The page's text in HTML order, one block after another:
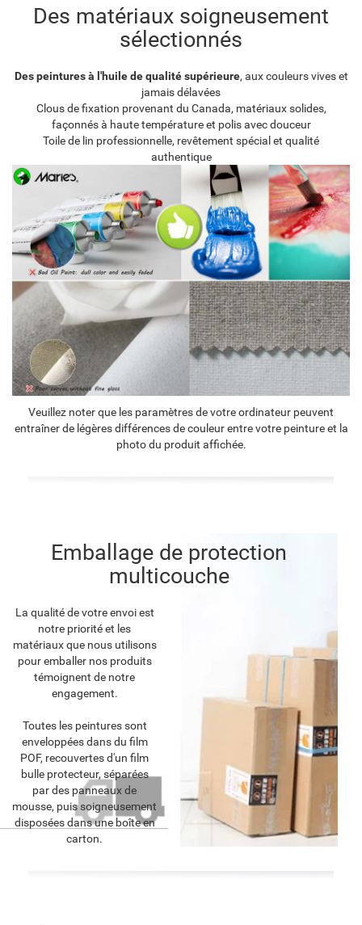
Des matériaux soigneusement
sélectionnés
Des peintures à l'huile de qualité supérieure, aux couleurs vives et
jamais délavées
Clous de fixation provenant du Canada, matériaux solides,
façonnés à haute température et polis avec douceur
Toile de lin professionnelle, revêtement spécial et qualité
authentique
Veuillez noter que les paramètres de votre ordinateur peuvent
entraîner de légères différences de couleur entre votre peinture et la
photo du produit affichée.
Emballage de protection
multicouche
La qualité de votre envoi est
notre priorité et les
matériaux que nous utilisons
pour emballer nos produits
témoignent de notre
engagement.
Toutes les peintures sont
enveloppées dans du film
POF, recouvertes d'un film
bulle protecteur, séparées
par des panneaux de
mousse, puis soigneusement
disposées dans une boîte en
carton.